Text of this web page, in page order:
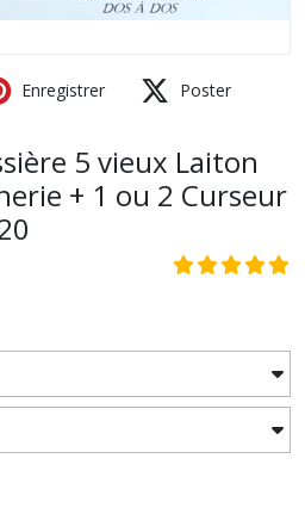
Enregistrer Poster
5 vieux Laiton
+ 1 ou 2 Curseur